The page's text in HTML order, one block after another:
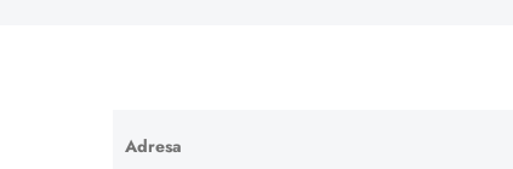
Adresa
Ponechte